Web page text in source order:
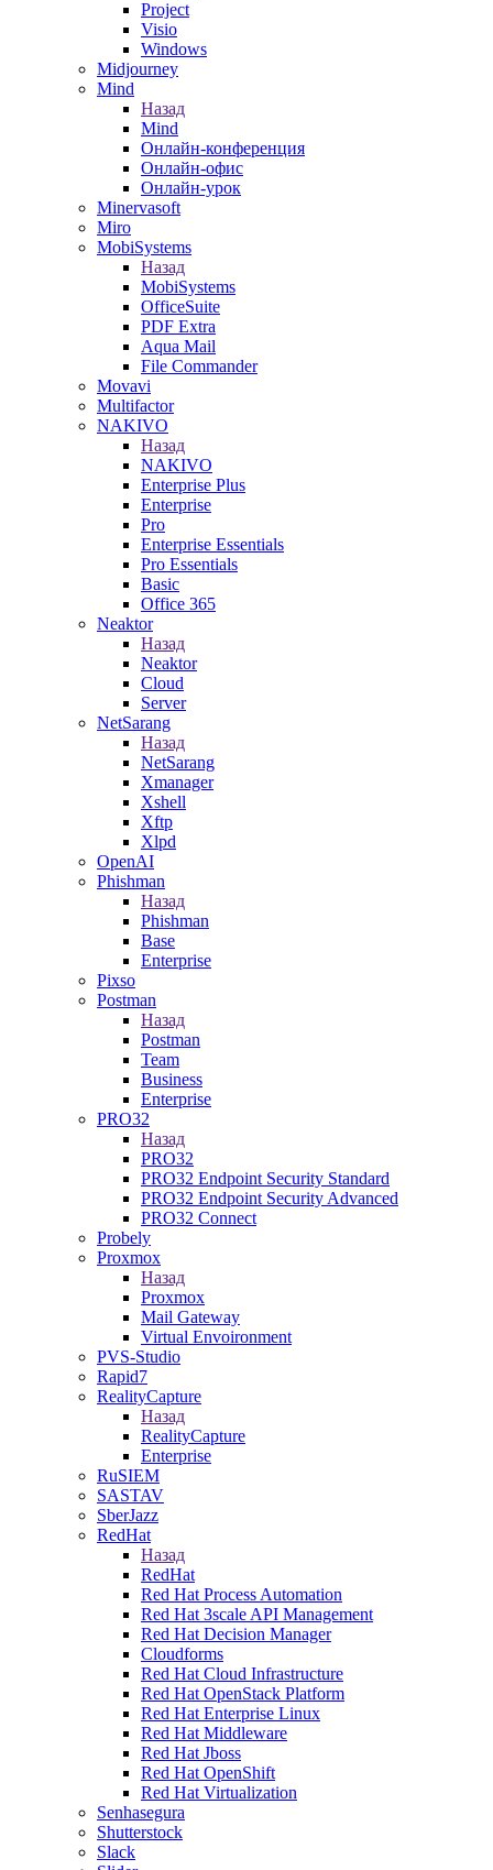
Project
Visio
Windows
Midjourney
Mind
Назад
Mind
Онлайн-конференция
Онлайн-офис
Онлайн-урок
Minervasoft
Miro
MobiSystems
Назад
MobiSystems
OfficeSuite
PDF Extra
Aqua Mail
File Commander
Movavi
Multifactor
NAKIVO
Назад
NAKIVO
Enterprise Plus
Enterprise
Pro
Enterprise Essentials
Pro Essentials
Basic
Office 365
Neaktor
Назад
Neaktor
Cloud
Server
NetSarang
Назад
NetSarang
Xmanager
Xshell
Xftp
Xlpd
OpenAI
Phishman
Назад
Phishman
Base
Enterprise
Pixso
Postman
Назад
Postman
Team
Business
Enterprise
PRO32
Назад
PRO32
PRO32 Endpoint Security Standard
PRO32 Endpoint Security Advanced
PRO32 Connect
Probely
Proxmox
Назад
Proxmox
Mail Gateway
Virtual Envoironment
PVS-Studio
Rapid7
RealityCapture
Назад
RealityCapture
Enterprise
RuSIEM
SASTAV
SberJazz
RedHat
Назад
RedHat
Red Hat Process Automation
Red Hat 3scale API Management
Red Hat Decision Manager
Cloudforms
Red Hat Cloud Infrastructure
Red Hat OpenStack Platform
Red Hat Enterprise Linux
Red Hat Middleware
Red Hat Jboss
Red Hat OpenShift
Red Hat Virtualization
Senhasegura
Shutterstock
Slack